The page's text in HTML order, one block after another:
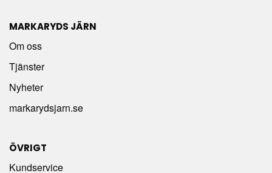
MARKARYDS JÄRN
Om oss
Tjänster
Nyheter
markarydsjarn.se
ÖVRIGT
Kundservice